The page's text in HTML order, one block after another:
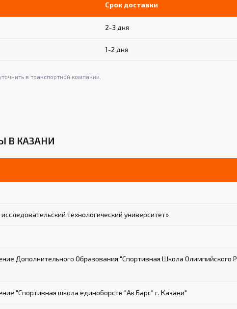
Срок доставки
2-3 дня
1-2 дня
в транспортной компании.
В КАЗАНИ
технологический университет»
Дополнительного Образования "Спортивная Школа Олимпийского
"Спортивная школа единоборств "Ак Барс" г. Казани"